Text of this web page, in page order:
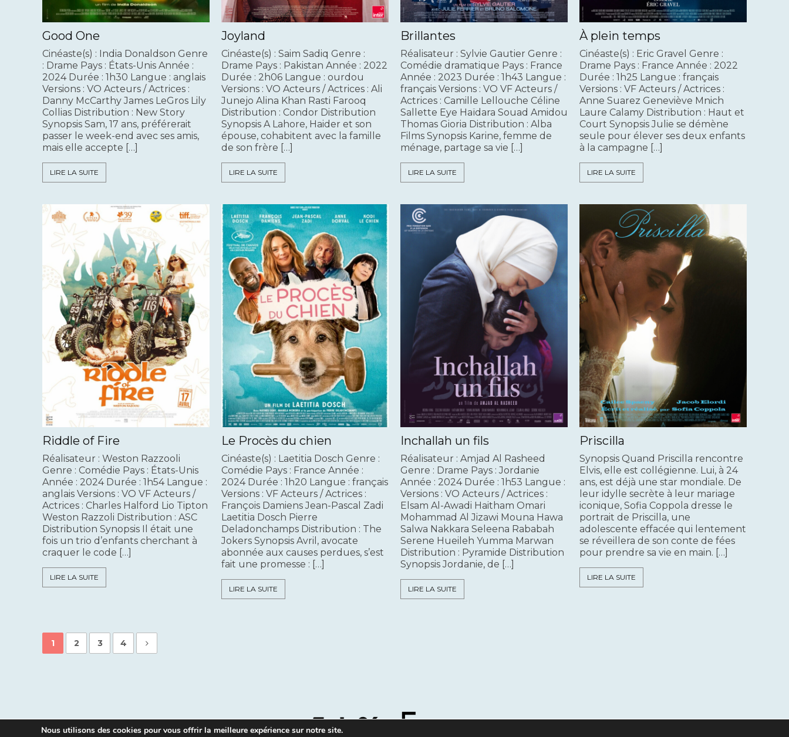
Good One
Cinéaste(s) : India Donaldson Genre
: Drame Pays : États-Unis Année :
2024 Durée : 1h30 Langue : anglais
Versions : VO Acteurs / Actrices :
Danny McCarthy James LeGros Lily
Collias Distribution : New Story
Synopsis Sam, 17 ans, préférerait
passer le week-end avec ses amis,
mais elle accepte […]
LIRE LA SUITE
Joyland
Cinéaste(s) : Saim Sadiq Genre :
Drame Pays : Pakistan Année : 2022
Durée : 2h06 Langue : ourdou
Versions : VO Acteurs / Actrices : Ali
Junejo Alina Khan Rasti Farooq
Distribution : Condor Distribution
Synopsis A Lahore, Haider et son
épouse, cohabitent avec la famille
de son frère […]
LIRE LA SUITE
Brillantes
Réalisateur : Sylvie Gautier Genre :
Comédie dramatique Pays : France
Année : 2023 Durée : 1h43 Langue :
français Versions : VO VF Acteurs /
Actrices : Camille Lellouche Céline
Sallette Eye Haïdara Souad Amidou
Thomas Gioria Distribution : Alba
Films Synopsis Karine, femme de
ménage, partage sa vie […]
LIRE LA SUITE
À plein temps
Cinéaste(s) : Eric Gravel Genre :
Drame Pays : France Année : 2022
Durée : 1h25 Langue : français
Versions : VF Acteurs / Actrices :
Anne Suarez Geneviève Mnich
Laure Calamy Distribution : Haut et
Court Synopsis Julie se démène
seule pour élever ses deux enfants
à la campagne […]
LIRE LA SUITE
Riddle of Fire
Réalisateur : Weston Razzooli
Genre : Comédie Pays : États-Unis
Année : 2024 Durée : 1h54 Langue :
anglais Versions : VO VF Acteurs /
Actrices : Charles Halford Lio Tipton
Weston Razzoli Distribution : ASC
Distribution Synopsis Il était une
fois un trio d’enfants cherchant à
craquer le code […]
LIRE LA SUITE
Le Procès du chien
Cinéaste(s) : Laetitia Dosch Genre :
Comédie Pays : France Année :
2024 Durée : 1h20 Langue : français
Versions : VF Acteurs / Actrices :
François Damiens Jean-Pascal Zadi
Laetitia Dosch Pierre
Deladonchamps Distribution : The
Jokers Synopsis Avril, avocate
abonnée aux causes perdues, s’est
fait une promesse : […]
LIRE LA SUITE
Inchallah un fils
Réalisateur : Amjad Al Rasheed
Genre : Drame Pays : Jordanie
Année : 2024 Durée : 1h53 Langue :
Versions : VO Acteurs / Actrices :
Elsam Al-Awadi Haitham Omari
Mohammad Al Jizawi Mouna Hawa
Salwa Nakkara Seleena Rababah
Serene Hueileh Yumma Marwan
Distribution : Pyramide Distribution
Synopsis Jordanie, de […]
LIRE LA SUITE
Priscilla
Synopsis Quand Priscilla rencontre
Elvis, elle est collégienne. Lui, à 24
ans, est déjà une star mondiale. De
leur idylle secrète à leur mariage
iconique, Sofia Coppola dresse le
portrait de Priscilla, une
adolescente effacée qui lentement
se réveillera de son conte de fées
pour prendre sa vie en main. […]
LIRE LA SUITE
1 2 3 4
Nous utilisons des cookies pour vous offrir la meilleure expérience sur notre site.